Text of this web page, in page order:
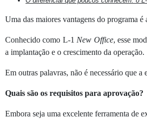
Uma das maiores vantagens do programa
Conhecido como L-1 New Office, esse
a implantação e o crescimento da operação.
Em outras palavras, não é necessário que
Quais são os requisitos para aprovação?
Embora seja uma excelente ferramenta de